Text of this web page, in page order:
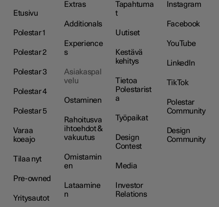
Etusivu
Polestar 1
Polestar 2
Polestar 3
Polestar 4
Polestar 5
Varaa
koeajo
Tilaa nyt
Pre-owned
Yritysautot
Extras
Additionals
Experience
s
Asiakaspal
velu
Ostaminen
Rahoitusva
ihtoehdot &
vakuutus
Omistamin
en
Lataamine
n
Tapahtuma
t
Uutiset
Kestävä
kehitys
Tietoa
Polestarist
a
Työpaikat
Design
Contest
Media
Investor
Relations
Instagram
Facebook
YouTube
LinkedIn
TikTok
Polestar
Community
Design
Community